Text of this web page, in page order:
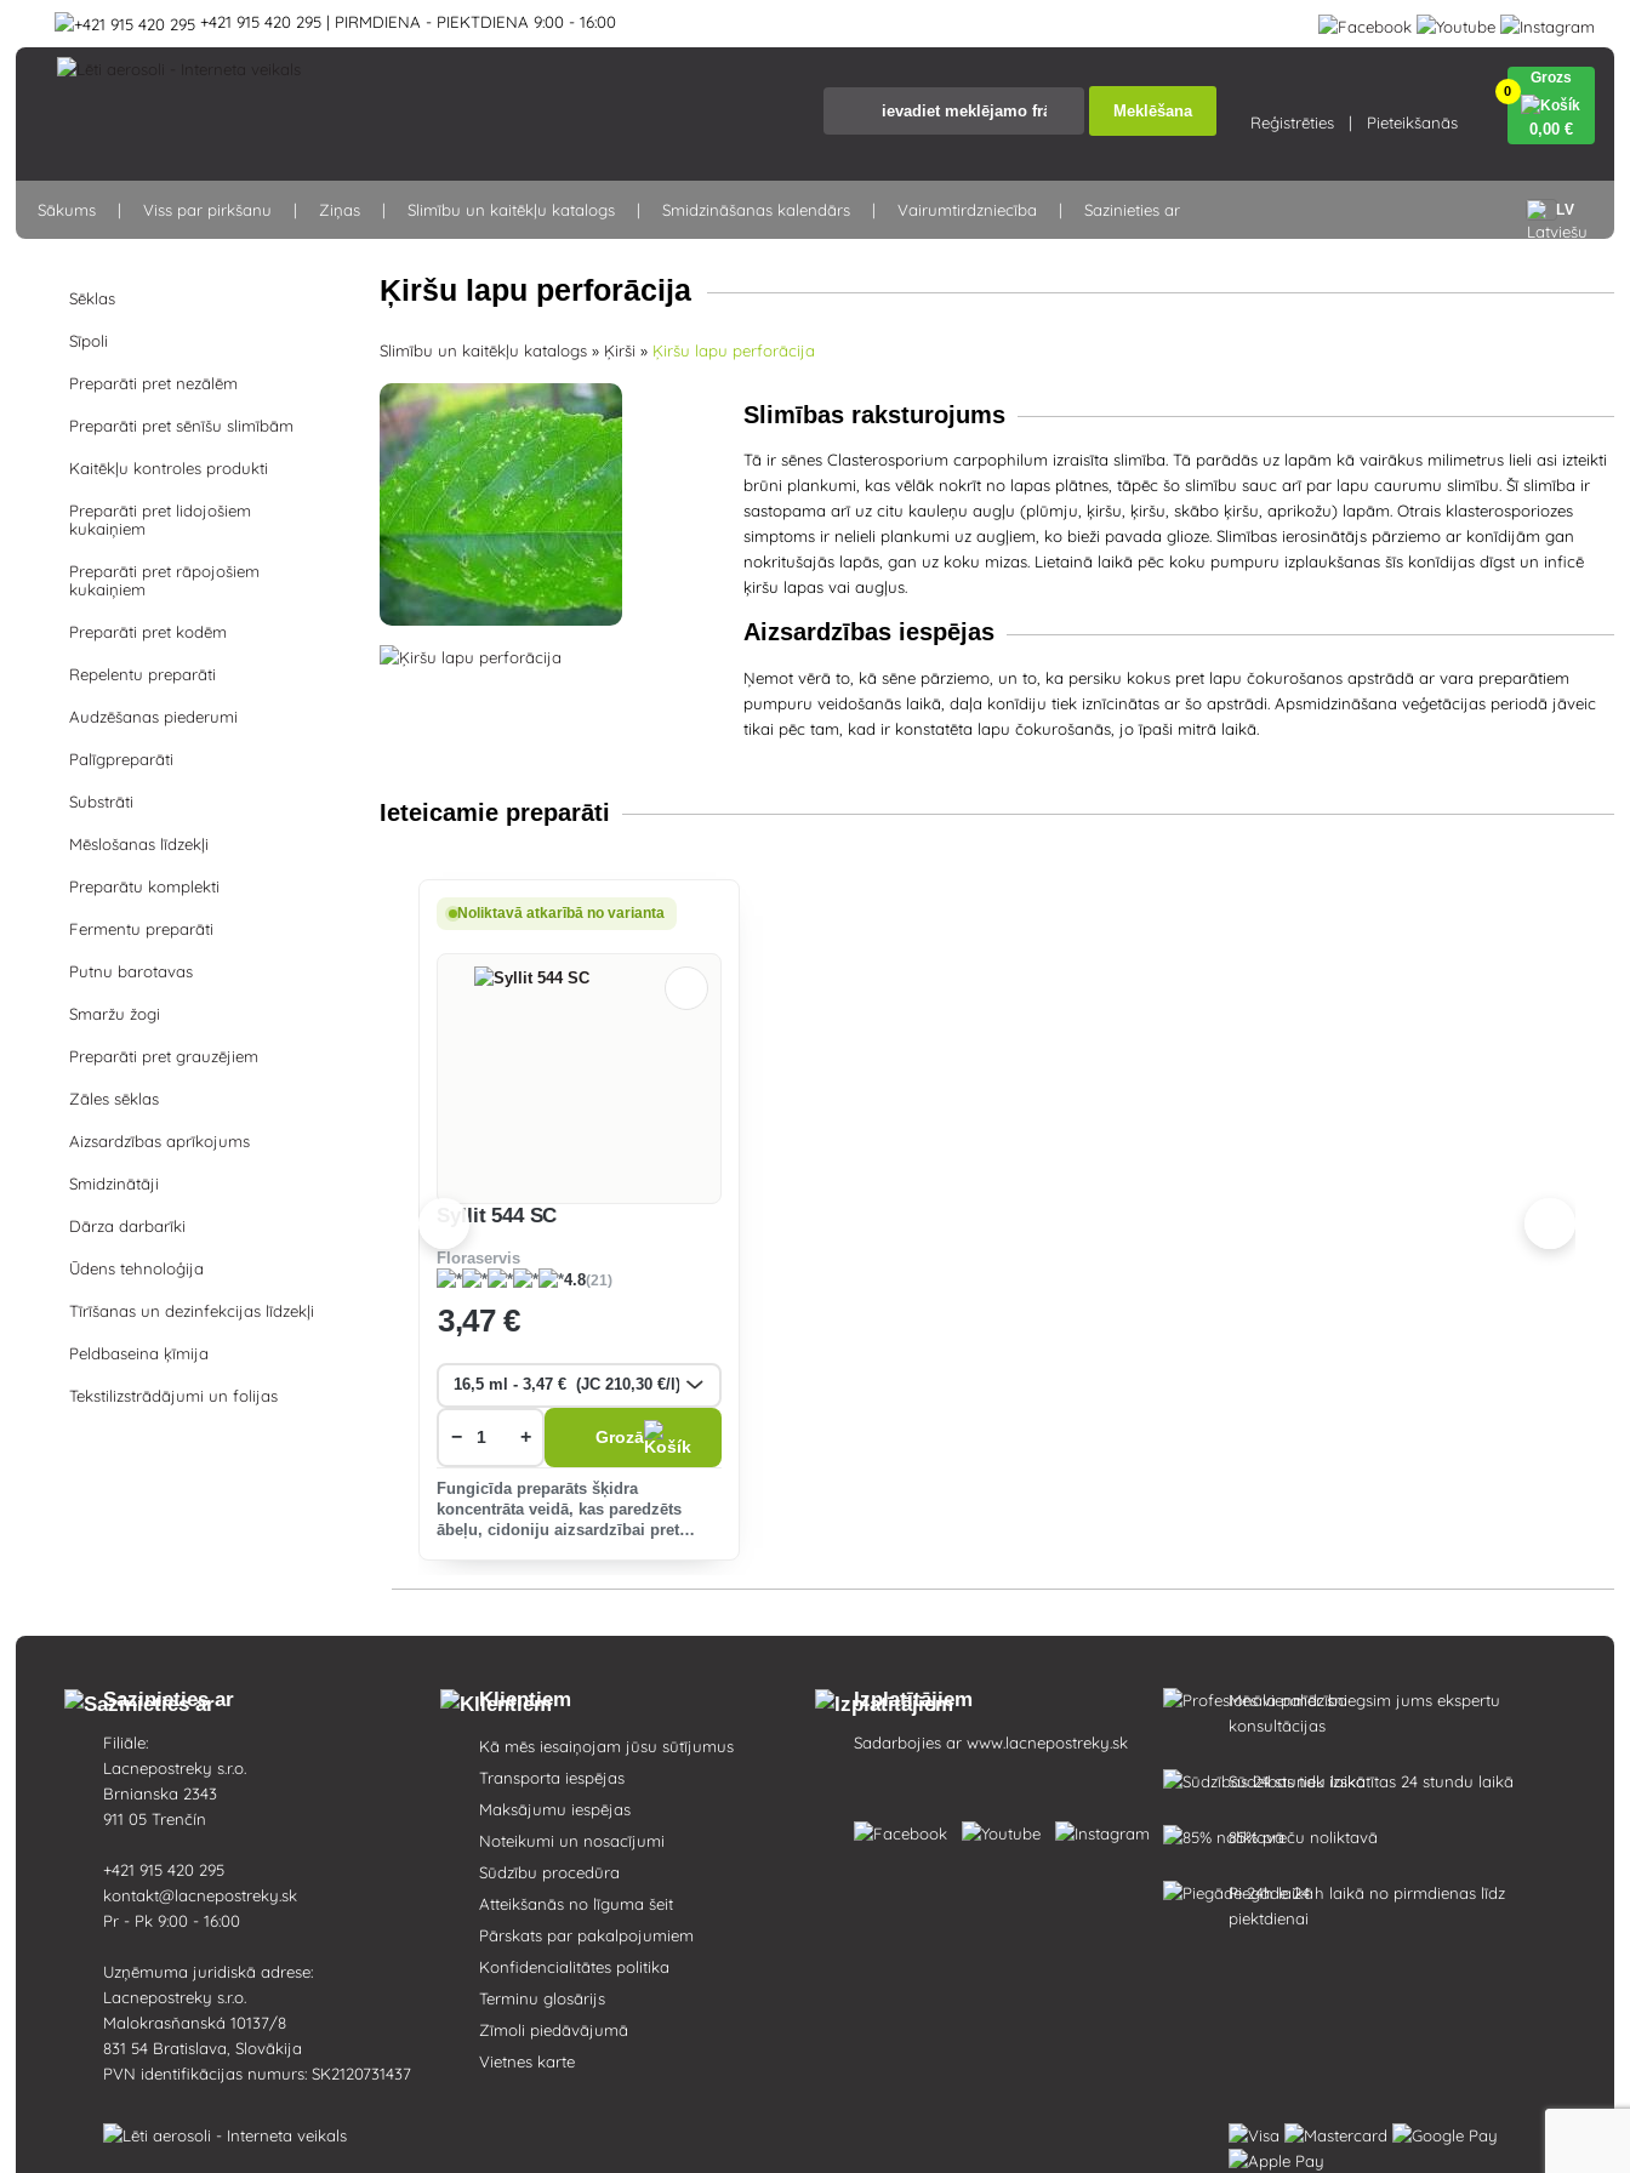
+421 915 420 295 | PIRMDIENA - PIEKTDIENA 9:00 - 16:00
Meklēšana
Reģistrēties Pieteikšanās
0
Grozs
0,00 €
LV
Sākums Viss par pirkšanu Ziņas Slimību un kaitēkļu katalogs Smidzināšanas kalendārs Vairumtirdzniecība Sazinieties ar
Sēklas
Sīpoli
Preparāti pret nezālēm
Preparāti pret sēnīšu slimībām
Kaitēkļu kontroles produkti
Preparāti pret lidojošiem
kukaiņiem
Preparāti pret rāpojošiem
kukaiņiem
Preparāti pret kodēm
Repelentu preparāti
Audzēšanas piederumi
Palīgpreparāti
Substrāti
Mēslošanas līdzekļi
Preparātu komplekti
Fermentu preparāti
Putnu barotavas
Smaržu žogi
Preparāti pret grauzējiem
Zāles sēklas
Aizsardzības aprīkojums
Smidzinātāji
Dārza darbarīki
Ūdens tehnoloģija
Tīrīšanas un dezinfekcijas līdzekļi
Peldbaseina ķīmija
Tekstilizstrādājumi un folijas
Ķiršu lapu perforācija
Slimību un kaitēkļu katalogs » Ķirši » Ķiršu lapu perforācija
Slimības raksturojums
Tā ir sēnes Clasterosporium carpophilum izraisīta slimība. Tā parādās uz lapām kā vairākus milimetrus lieli asi izteikti
brūni plankumi, kas vēlāk nokrīt no lapas plātnes, tāpēc šo slimību sauc arī par lapu caurumu slimību. Šī slimība ir
sastopama arī uz citu kauleņu augļu (plūmju, ķiršu, ķiršu, skābo ķiršu, aprikožu) lapām. Otrais klasterosporiozes
simptoms ir nelieli plankumi uz augļiem, ko bieži pavada glioze. Slimības ierosinātājs pārziemo ar konīdijām gan
nokritušajās lapās, gan uz koku mizas. Lietainā laikā pēc koku pumpuru izplaukšanas šīs konīdijas dīgst un inficē
ķiršu lapas vai augļus.
Aizsardzības iespējas
Ņemot vērā to, kā sēne pārziemo, un to, ka persiku kokus pret lapu čokurošanos apstrādā ar vara preparātiem
pumpuru veidošanās laikā, daļa konīdiju tiek iznīcinātas ar šo apstrādi. Apsmidzināšana veģetācijas periodā jāveic
tikai pēc tam, kad ir konstatēta lapu čokurošanās, jo īpaši mitrā laikā.
Ieteicamie preparāti
Noliktavā atkarībā no varianta
Syllit 544 SC
Floraservis
4.8(21)
3,47 €
− + Grozā
Fungicīda preparāts šķidra
koncentrāta veidā, kas paredzēts
ābeļu, cidoniju aizsardzībai pret
aizsardzībai pret
Sazinieties ar
Filiāle:
Lacnepostreky s.r.o.
Brnianska 2343
911 05 Trenčín
+421 915 420 295
kontakt@lacnepostreky.sk
Pr - Pk 9:00 - 16:00
Uzņēmuma juridiskā adrese:
Lacnepostreky s.r.o.
Malokrasňanská 10137/8
831 54 Bratislava, Slovākija
PVN identifikācijas numurs: SK2120731437
Klientiem
Kā mēs iesaiņojam jūsu sūtījumus
Transporta iespējas
Maksājumu iespējas
Noteikumi un nosacījumi
Sūdzību procedūra
Atteikšanās no līguma šeit
Pārskats par pakalpojumiem
Konfidencialitātes politika
Terminu glosārijs
Zīmoli piedāvājumā
Vietnes karte
Izplatītājiem
Sadarbojies arwww.lacnepostreky.sk
Mēs vienmēr sniegsim jums ekspertu
konsultācijas
Sūdzības tiek izskatītas 24 stundu laikā
85% preču noliktavā
Piegāde 24 h laikā no pirmdienas līdz
piektdienai